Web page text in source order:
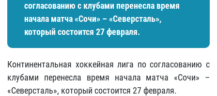
согласованию с клубами перенесла время
начала матча «Сочи» – «Северсталь»,
который состоится 27 февраля.
Континентальная хоккейная лига по согласованию с
клубами перенесла время начала матча «Сочи» –
«Северсталь», который состоится 27 февраля.